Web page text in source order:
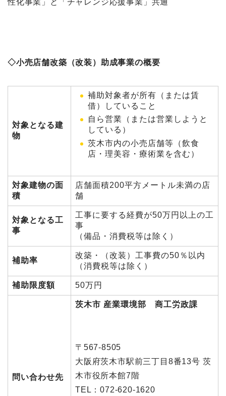
◇小売店舗改築（改装）助成事業の概要
対象となる建
物
補助対象者が所有（または賃
借）していること
自ら営業（または営業しようと
している）
茨木市内の小売店舗等（飲食
店・理美容・療術業を含む）
対象建物の面
積
店舗面積200平方メートル未満の店
舗
対象となる工
事
工事に要する経費が50万円以上の工
事
（備品・消費税等は除く）
補助率
改築・（改装）工事費の50％以内
（消費税等は除く）
補助限度額 50万円
問い合わせ先
茨木市 産業環境部 商工労政課
〒567-8505
大阪府茨木市駅前三丁目8番13号 茨
木市役所本館7階
TEL：072-620-1620